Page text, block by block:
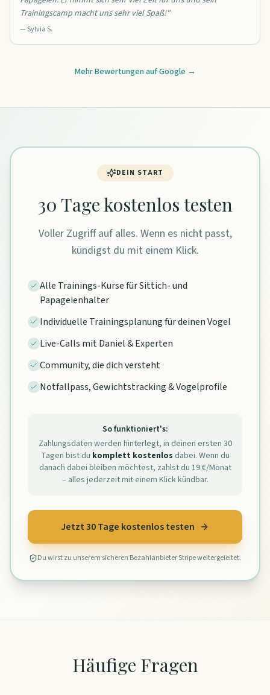
Trainingscamp macht uns sehr viel Spaß!"
—Sylvia S.
Mehr Bewertungen auf Google →
DEIN START
30 Tage kostenlos testen
Voller Zugriff auf alles. Wenn es nicht passt,
kündigst du mit einem Klick.
Alle Trainings-Kurse für Sittich- und
Papageienhalter
Individuelle Trainingsplanung für deinen Vogel
Live-Calls mit Daniel & Experten
Community, die dich versteht
Notfallpass, Gewichtstracking & Vogelprofile
So funktioniert's:
Zahlungsdaten werden hinterlegt, in deinen ersten 30
Tagen bist du komplett kostenlos dabei. Wenn du
danach dabei bleiben möchtest, zahlst du 19 €/Monat
– alles jederzeit mit einem Klick kündbar.
Jetzt 30 Tage kostenlos testen
Du wirst zu unserem sicheren Bezahlanbieter Stripe weitergeleitet.
Häufige Fragen